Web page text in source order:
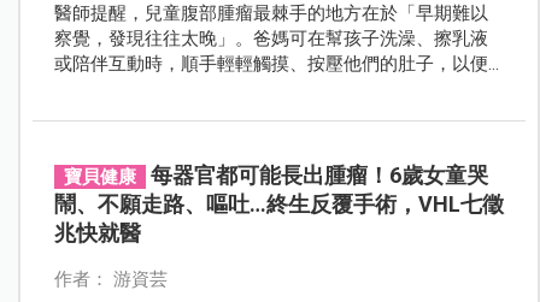
醫師提醒，兒童腹部腫瘤最棘手的地方在於「早期難以
察覺，發現往往太晚」。爸媽可在幫孩子洗澡、擦乳液
或陪伴互動時，順手輕輕觸摸、按壓他們的肚子，以便
寶貝健康
每器官都可能長出腫瘤！6歲女童哭
鬧、不願走路、嘔吐…終生反覆手術，VHL七徵
兆快就醫
作者： 游資芸